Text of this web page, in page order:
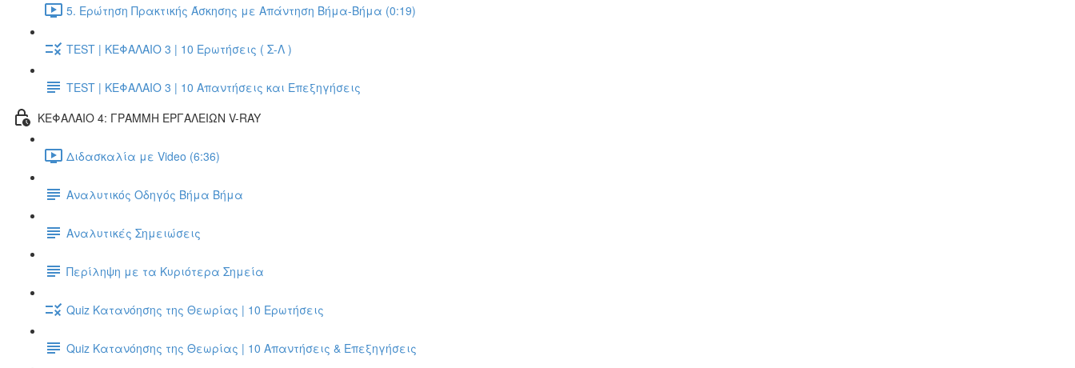
5. Ερώτηση Πρακτικής Άσκησης με Απάντηση Βήμα-Βήμα (0:19)
TEST | ΚΕΦΑΛΑΙΟ 3 | 10 Ερωτήσεις ( Σ-Λ )
TEST | ΚΕΦΑΛΑΙΟ 3 | 10 Απαντήσεις και Επεξηγήσεις
ΚΕΦΑΛΑΙΟ 4: ΓΡΑΜΜΗ ΕΡΓΑΛΕΙΩΝ V-RAY
Διδασκαλία με Video (6:36)
Αναλυτικός Οδηγός Βήμα Βήμα
Αναλυτικές Σημειώσεις
Περίληψη με τα Κυριότερα Σημεία
Quiz Κατανόησης της Θεωρίας | 10 Ερωτήσεις
Quiz Κατανόησης της Θεωρίας | 10 Απαντήσεις & Επεξηγήσεις